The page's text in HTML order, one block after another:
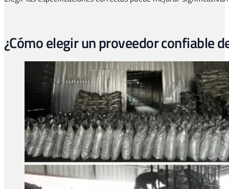
¿Cómo elegir un proveedor confiable